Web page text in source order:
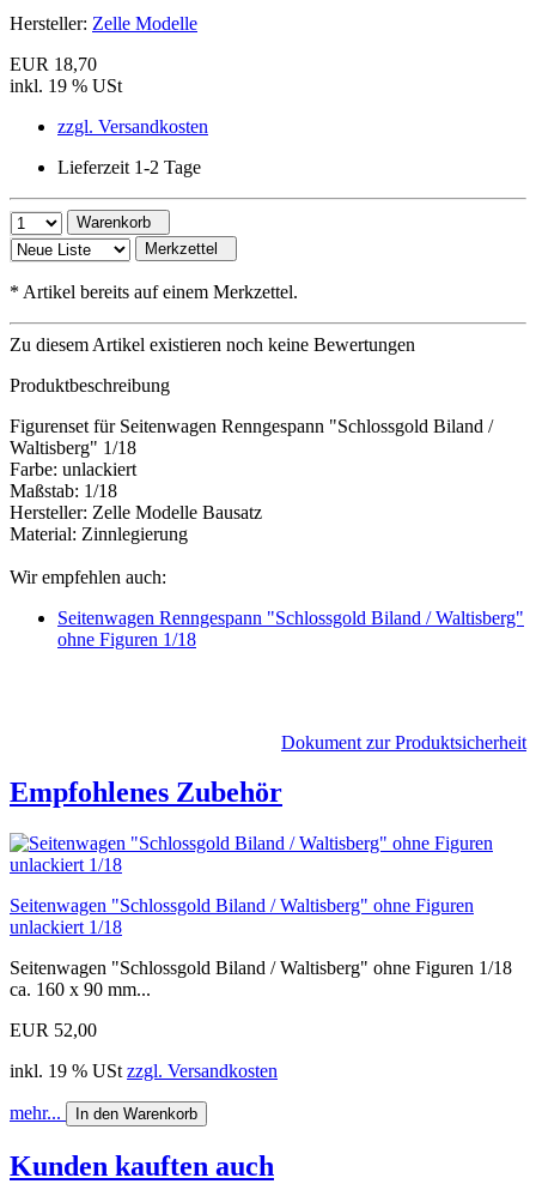
Hersteller: Zelle Modelle
EUR 18,70
inkl. 19 % USt
zzgl. Versandkosten
Lieferzeit 1-2 Tage
Warenkorb
Merkzettel
* Artikel bereits auf einem Merkzettel.
Zu diesem Artikel existieren noch keine Bewertungen
Produktbeschreibung
Figurenset für Seitenwagen Renngespann "Schlossgold Biland /
Waltisberg" 1/18
Farbe: unlackiert
Maßstab: 1/18
Hersteller: Zelle Modelle Bausatz
Material: Zinnlegierung
Wir empfehlen auch:
Seitenwagen Renngespann "Schlossgold Biland / Waltisberg"
ohne Figuren 1/18
Dokument zur Produktsicherheit
Empfohlenes Zubehör
Seitenwagen "Schlossgold Biland / Waltisberg" ohne Figuren
unlackiert 1/18
Seitenwagen "Schlossgold Biland / Waltisberg" ohne Figuren 1/18
ca. 160 x 90 mm...
EUR 52,00
inkl. 19 % USt zzgl. Versandkosten
mehr... In den Warenkorb
Kunden kauften auch